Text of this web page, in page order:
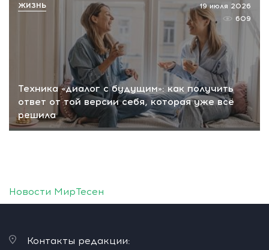
Техника «диалог с будущим»: как получить
ответ от той версии себя, которая уже всё
решила
19 июля 2026
609
ЖИЗНЬ
Новости МирТесен
Контакты редакции: